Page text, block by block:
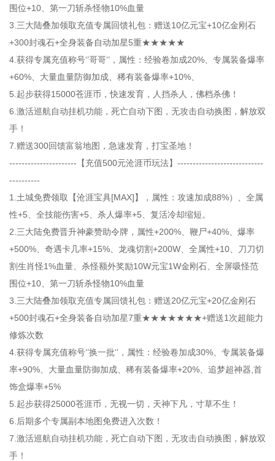
围位+10、第一刀斩杀怪物10%血量
3.三大陆叠加领取充值专属回馈礼包：赠送10亿元宝+10亿金刚石
+300封魂石+全身装备自动加星5重★★★★★
4.获得专属充值称号‘’哥哥‘’，属性：经验卷加成20%、专属装备爆率
+60%、大量血量防御加成、稀有装备爆率+10%、
5.起步获得15000苍涯币，快速发育，人挡杀人，佛档杀佛！
6.激活巡航自动挂机功能，死亡自动下图，无攻击自动换图，解放双
手！
7.赠送300回馈富翁地图，急速发育，打宝圣地！
----------------------【充值500元沧涯币玩法】----------------------------
----------
1.土城免费领取【沧涯宝具[MAX]】，属性：攻速加成88%）、全属
性+5、全技能伤害+5、杀人爆率+5、复活冷却缩短。
2.三大陆免费晋升神豪赞助令牌，属性+200%、鞭尸+40%、爆率
+500%、奇遇卡几率+15%、龙魂切割+200W、全属性+10、刀刀切
割生肖怪1%血量、杀怪额外奖励10W元宝1W金刚石、全屏吸怪范
围位+10、第一刀斩杀怪物10%血量
3.三大陆叠加领取充值专属回馈礼包：赠送20亿元宝+20亿金刚石
+500封魂石+全身装备自动加星7重★★★★★★★+赠送1次超能力
修炼次数
4.获得专属充值称号‘’换一批‘’，属性：经验卷加成30%、专属装备爆
率+90%、大量血量防御加成、稀有装备爆率+20%、追梦超神器,首
饰盒爆率+5%
5.起步获得25000苍涯币，无视一切，天神下凡，寸草不生！
6.后期多个专属副本地图免费进入次数！
7.激活巡航自动挂机功能，死亡自动下图，无攻击自动换图，解放双
手！